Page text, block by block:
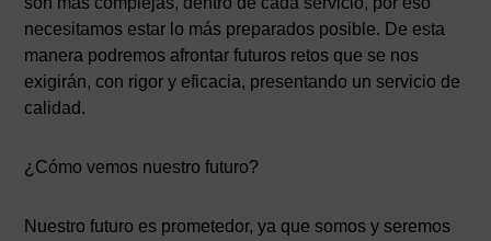
necesitamos estar lo más preparados posible. De esta
manera podremos afrontar futuros retos que se nos
exigirán, con rigor y eficacia, presentando un servicio de
calidad.
¿Cómo vemos nuestro futuro?
Nuestro futuro es prometedor, ya que somos y seremos